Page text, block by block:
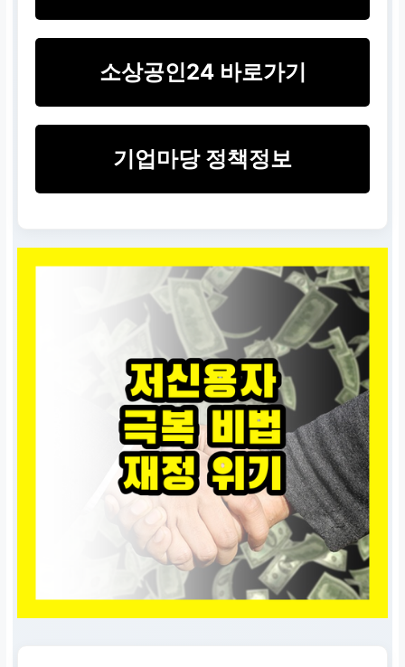
소상공인24 바로가기
기업마당 정책정보